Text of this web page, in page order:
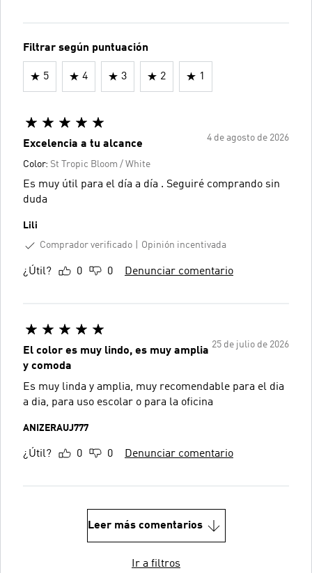
Filtrar según puntuación
5 4 3 2 1
4 de agosto de 2026
Excelencia a tu alcance
Color: St Tropic Bloom / White
Es muy útil para el día a día . Seguiré comprando sin
duda
Lili
Comprador verificado
Opinión incentivada
¿Útil? 0 0 Denunciar comentario
25 de julio de 2026
El color es muy lindo, es muy amplia
y comoda
Es muy linda y amplia, muy recomendable para el dia
a dia, para uso escolar o para la oficina
ANIZERAUJ777
¿Útil? 0 0 Denunciar comentario
Leer más comentarios
Ir a filtros